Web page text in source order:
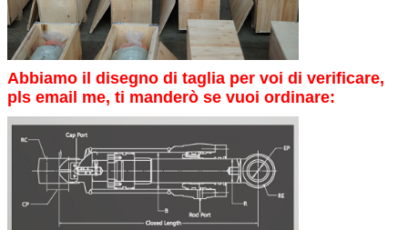
Abbiamo il disegno di taglia per voi di verificare,
pls email me, ti manderò se vuoi ordinare: